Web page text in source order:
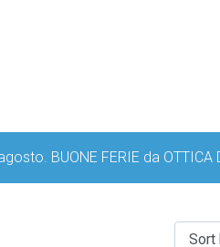
BUONE FERIE da OTTICA